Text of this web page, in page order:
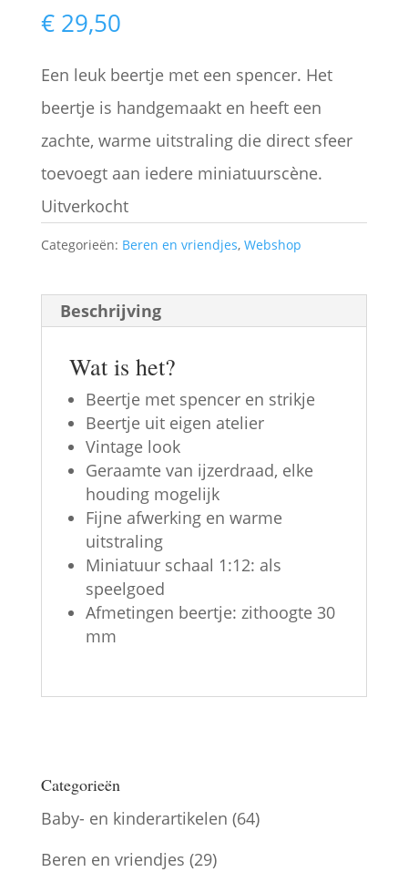
€29,50
Een leuk beertje met een spencer. Het
beertje is handgemaakt en heeft een
zachte, warme uitstraling die direct sfeer
toevoegt aan iedere miniatuurscène.
Uitverkocht
Categorieën: Beren en vriendjes, Webshop
Beschrijving
Wat is het?
Beertje met spencer en strikje
Beertje uit eigen atelier
Vintage look
Geraamte van ijzerdraad, elke
houding mogelijk
Fijne afwerking en warme
uitstraling
Miniatuur schaal 1:12: als
speelgoed
Afmetingen beertje: zithoogte 30
mm
Categorieën
Baby- en kinderartikelen (64)
Beren en vriendjes (29)